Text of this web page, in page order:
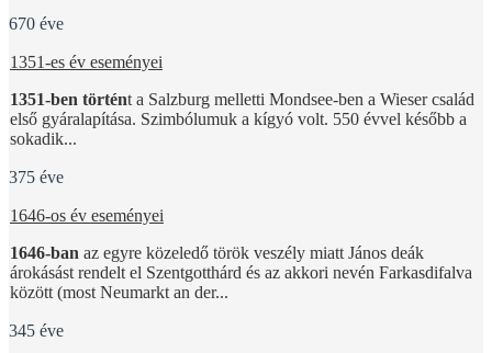
670 éve
1351-es év eseményei
1351-ben történt a Salzburg melletti Mondsee-ben a Wieser család
első gyáralapítása. Szimbólumuk a kígyó volt. 550 évvel később a
sokadik...
375 éve
1646-os év eseményei
1646-ban az egyre közeledő török veszély miatt János deák
árokásást rendelt el Szentgotthárd és az akkori nevén Farkasdifalva
között (most Neumarkt an der...
345 éve